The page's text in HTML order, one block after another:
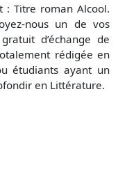
: Titre roman Alcool.
nous un de vos
d’échange de
rédigée en
étudiants ayant un
en Littérature.